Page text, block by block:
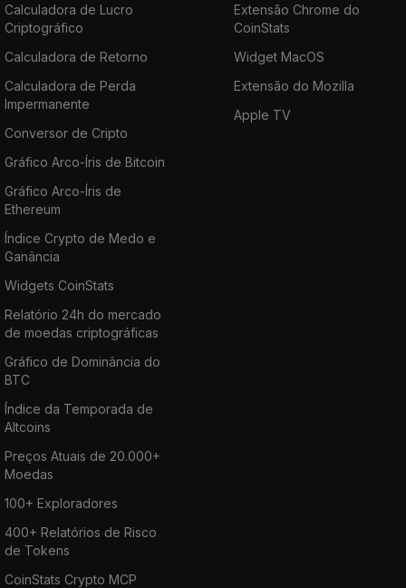
Calculadora de Lucro
Criptográfico
Calculadora de Retorno
Calculadora de Perda
Impermanente
Conversor de Cripto
Gráfico Arco-Íris de Bitcoin
Gráfico Arco-Íris de
Ethereum
Índice Crypto de Medo e
Ganância
Widgets CoinStats
Relatório 24h do mercado
de moedas criptográficas
Gráfico de Dominância do
BTC
Índice da Temporada de
Altcoins
Preços Atuais de 20.000+
Moedas
100+ Exploradores
400+ Relatórios de Risco
de Tokens
CoinStats Crypto MCP
Extensão Chrome do
CoinStats
Widget MacOS
Extensão do Mozilla
Apple TV